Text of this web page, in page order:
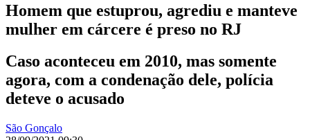
Homem que estuprou, agrediu e manteve
mulher em cárcere é preso no RJ
Caso aconteceu em 2010, mas somente
agora, com a condenação dele, polícia
deteve o acusado
São Gonçalo